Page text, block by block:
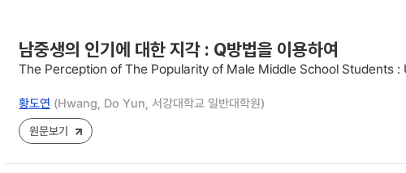
남중생의 인기에 대한 지각 : Q방법을 이용하여
The Perception of The Popularity of Male Middle School Students :
황도연 (Hwang, Do Yun, 서강대학교 일반대학원)
원문보기